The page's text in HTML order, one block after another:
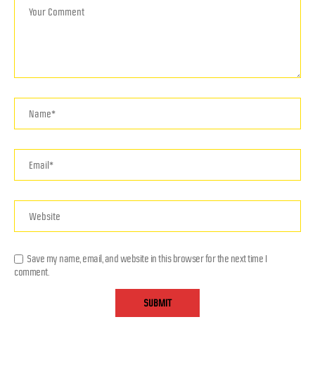
Save my name, email, and website in this browser for the next time I
comment.